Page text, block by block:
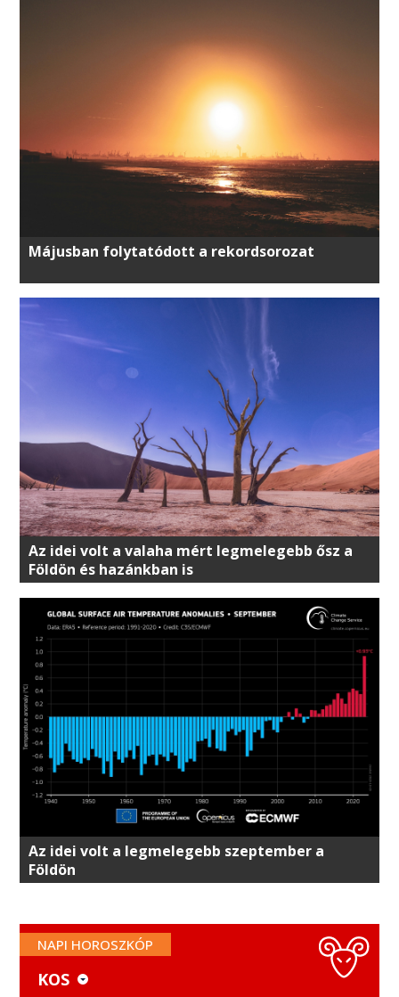
Májusban folytatódott a rekordsorozat
Az idei volt a valaha mért legmelegebb ősz a
Földön és hazánkban is
Az idei volt a legmelegebb szeptember a
Földön
NAPI HOROSZKÓP
KOS
KOS